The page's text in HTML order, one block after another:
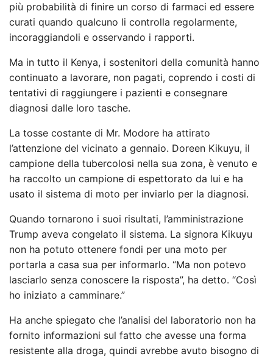
più probabilità di finire un corso di farmaci ed essere
curati quando qualcuno li controlla regolarmente,
incoraggiandoli e osservando i rapporti.
Ma in tutto il Kenya, i sostenitori della comunità hanno
continuato a lavorare, non pagati, coprendo i costi di
tentativi di raggiungere i pazienti e consegnare
diagnosi dalle loro tasche.
La tosse costante di Mr. Modore ha attirato
l’attenzione del vicinato a gennaio. Doreen Kikuyu, il
campione della tubercolosi nella sua zona, è venuto e
ha raccolto un campione di espettorato da lui e ha
usato il sistema di moto per inviarlo per la diagnosi.
Quando tornarono i suoi risultati, l’amministrazione
Trump aveva congelato il sistema. La signora Kikuyu
non ha potuto ottenere fondi per una moto per
portarla a casa sua per informarlo. “Ma non potevo
lasciarlo senza conoscere la risposta”, ha detto. “Così
ho iniziato a camminare.”
Ha anche spiegato che l’analisi del laboratorio non ha
fornito informazioni sul fatto che avesse una forma
resistente alla droga, quindi avrebbe avuto bisogno di